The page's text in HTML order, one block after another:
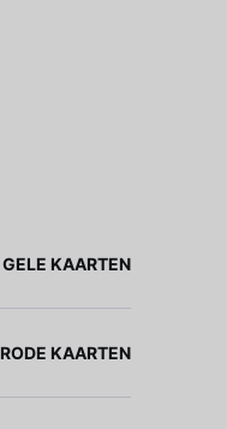
GELE KAARTEN
RODE KAARTEN